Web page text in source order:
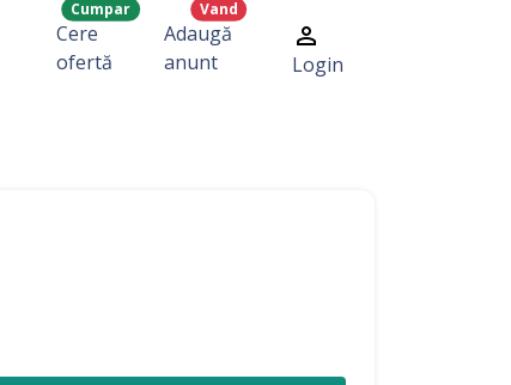
Cere
ofertă
Cumpar
Adaugă
anunt
Vand
Login